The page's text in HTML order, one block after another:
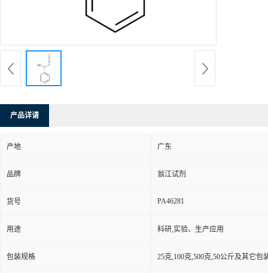
产品详请
产地 广东
品牌 翁江试剂
货号 PA46281
用途 科研,实验、生产应用
包装规格 25克,100克,500克,50公斤及其它包